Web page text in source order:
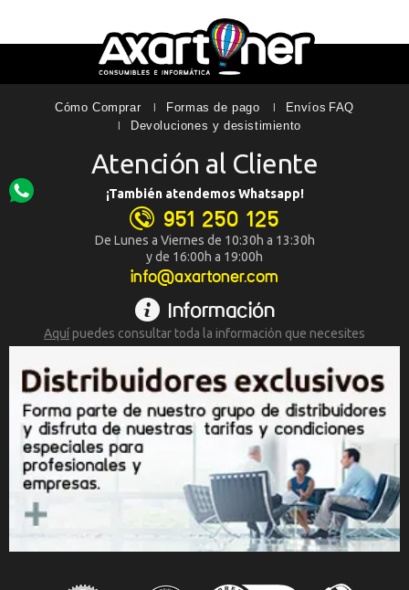
Cómo Comprar Formas de pago Envíos FAQ
Devoluciones y desistimiento
Atención al Cliente
¡También atendemos Whatsapp!
951 250 125
De Lunes a Viernes de 10:30h a 13:30h
y de 16:00h a 19:00h
info@axartoner.com
Información
Aquípuedes consultar toda la información que necesites